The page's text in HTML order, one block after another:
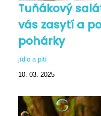
Tuňákový
vás zasytí a
pohárky
jídlo a pití
10. 03. 2025